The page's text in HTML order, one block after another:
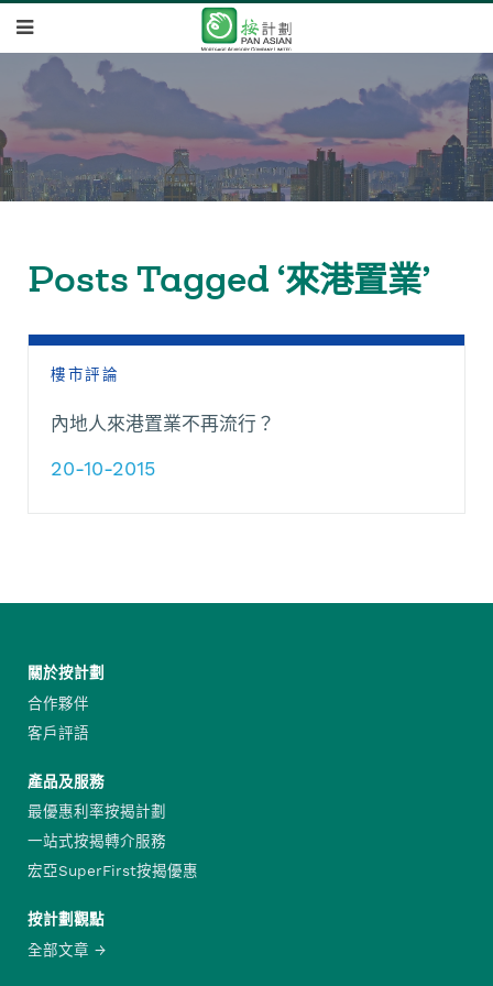
Posts Tagged ‘來港置業’
樓市評論
內地人來港置業不再流行？
20-10-2015
關於按計劃
合作夥伴
客戶評語
產品及服務
最優惠利率按揭計劃
一站式按揭轉介服務
宏亞SuperFirst按揭優惠
按計劃觀點
全部文章